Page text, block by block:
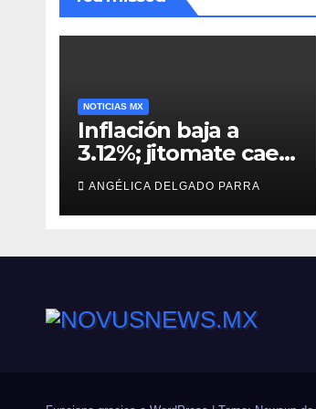
NOTICIAS MX
Inflación baja a
3.12%; jitomate cae
29%, pero cebolla y
vuelos se encarecen
ANGÉLICA DELGADO PARRA